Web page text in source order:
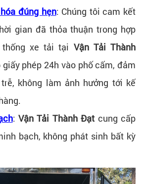
đúng hẹn: Chúng tôi cam kết
gian đã thỏa thuận trong hợp
xe tải tại Vận Tải Thành
phép 24h vào phố cấm, đảm
không làm ảnh hưởng tới kế
:Vận Tải Thành Đạt cung cấp
bạch, không phát sinh bất kỳ